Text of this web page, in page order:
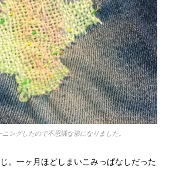
ングしたので不思議な形になりました。
。一ヶ月ほどしまいこみっぱなしだった